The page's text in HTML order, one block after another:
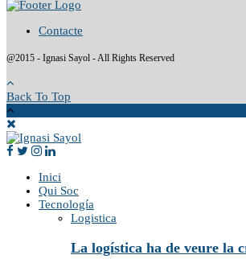
Contacte
@2015 - Ignasi Sayol - All Rights Reserved
Back To Top
Inici
Qui Soc
Tecnología
Logistica
La logística ha de veure la